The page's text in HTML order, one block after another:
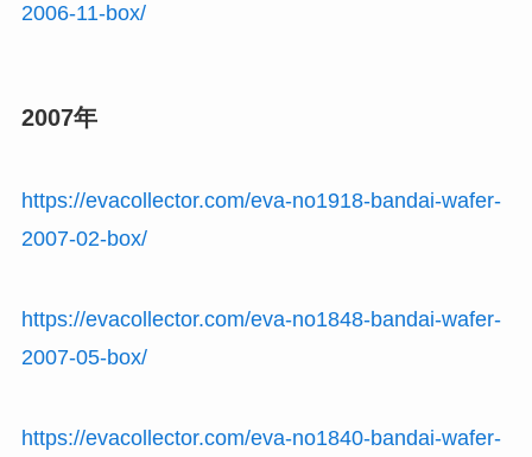
2006-11-box/
2007年
https://evacollector.com/eva-no1918-bandai-wafer-
2007-02-box/
https://evacollector.com/eva-no1848-bandai-wafer-
2007-05-box/
https://evacollector.com/eva-no1840-bandai-wafer-